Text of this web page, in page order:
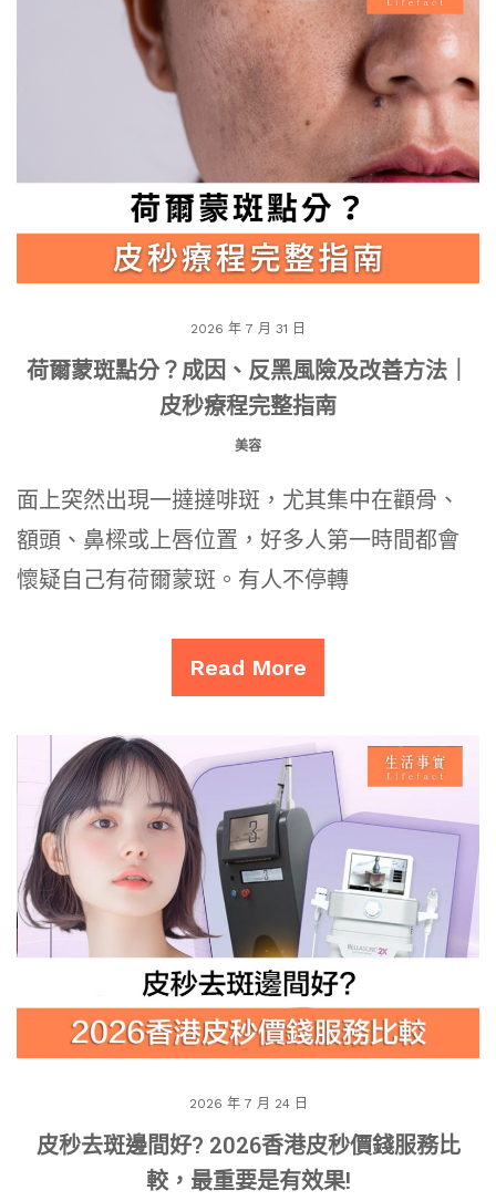
2026 年 7 月 31 日
荷爾蒙斑點分？成因、反黑風險及改善方法｜
皮秒療程完整指南
美容
面上突然出現一撻撻啡斑，尤其集中在顴骨、
額頭、鼻樑或上唇位置，好多人第一時間都會
懷疑自己有荷爾蒙斑。有人不停轉
Read More
2026 年 7 月 24 日
皮秒去斑邊間好? 2026香港皮秒價錢服務比
較，最重要是有效果!